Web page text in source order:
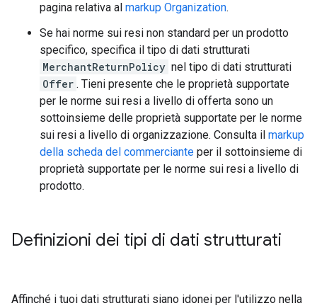
pagina relativa al markup Organization.
Se hai norme sui resi non standard per un prodotto
specifico, specifica il tipo di dati strutturati
MerchantReturnPolicy nel tipo di dati strutturati
Offer . Tieni presente che le proprietà supportate
per le norme sui resi a livello di offerta sono un
sottoinsieme delle proprietà supportate per le norme
sui resi a livello di organizzazione. Consulta il markup
della scheda del commerciante per il sottoinsieme di
proprietà supportate per le norme sui resi a livello di
prodotto.
Definizioni dei tipi di dati strutturati
Affinché i tuoi dati strutturati siano idonei per l'utilizzo nella